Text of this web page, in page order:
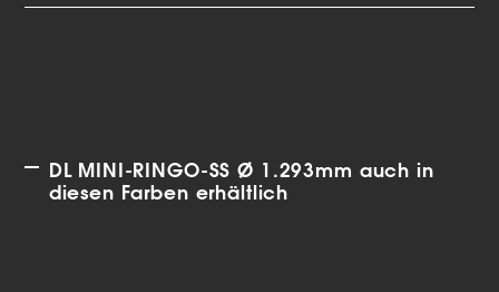
DL MINI-RINGO-SS Ø 1.293mm auch in
diesen Farben erhältlich